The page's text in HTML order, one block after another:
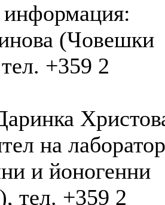
информация:
(Човешки
+359 2
на
и йоногенни
тел. +359 2